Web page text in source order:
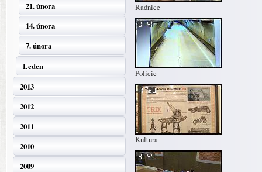
21. února
14. února
7. února
Leden
2013
2012
2011
2010
2009
Radnice
Policie
Kultura